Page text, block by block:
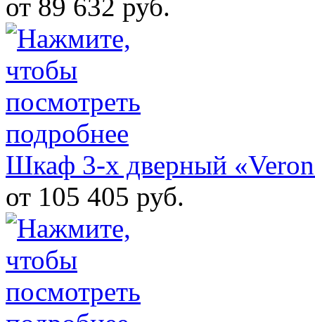
от 89 632 руб.
Шкаф 3-х дверный
от 105 405 руб.